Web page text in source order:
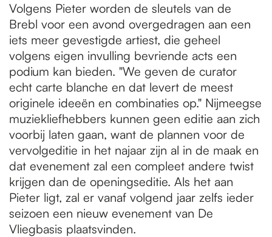
Volgens Pieter worden de sleutels van de
Brebl voor een avond overgedragen aan een
iets meer gevestigde artiest, die geheel
volgens eigen invulling bevriende acts een
podium kan bieden. "We geven de curator
echt carte blanche en dat levert de meest
originele ideeën en combinaties op." Nijmeegse
muziekliefhebbers kunnen geen editie aan zich
voorbij laten gaan, want de plannen voor de
vervolgeditie in het najaar zijn al in de maak en
dat evenement zal een compleet andere twist
krijgen dan de openingseditie. Als het aan
Pieter ligt, zal er vanaf volgend jaar zelfs ieder
seizoen een nieuw evenement van De
Vliegbasis plaatsvinden.